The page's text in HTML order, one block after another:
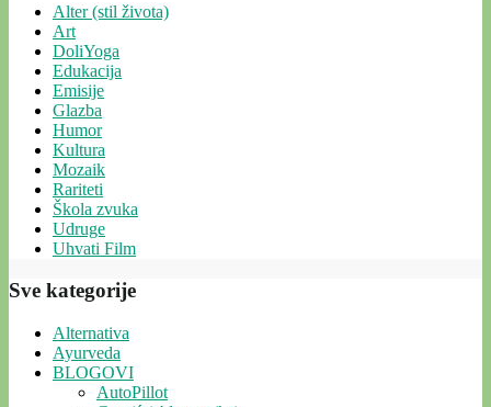
Alter (stil života)
Art
DoliYoga
Edukacija
Emisije
Glazba
Humor
Kultura
Mozaik
Rariteti
Škola zvuka
Udruge
Uhvati Film
Sve kategorije
Alternativa
Ayurveda
BLOGOVI
AutoPillot